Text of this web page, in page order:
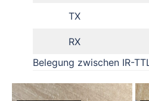
TX
RX
Belegung zwischen IR-